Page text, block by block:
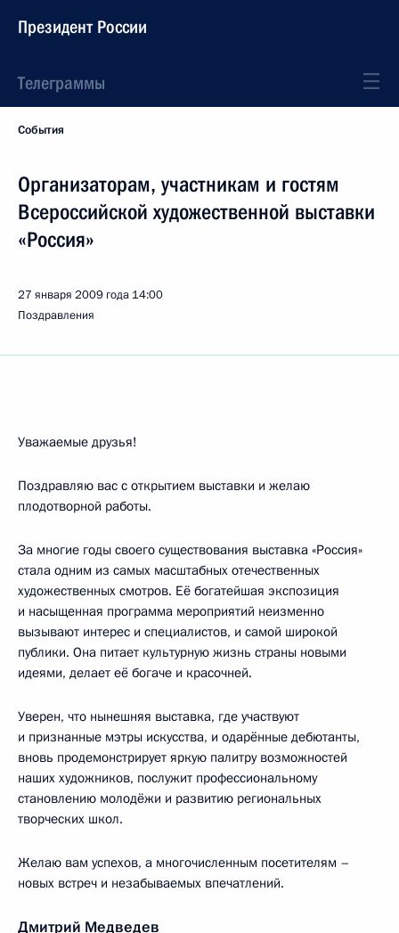
Президент России
Телеграммы
События
Организаторам, участникам и гостям
Всероссийской художественной выставки
«Россия»
27 января 2009 года 14:00
Поздравления
Уважаемые друзья!
Поздравляю вас с открытием выставки и желаю
плодотворной работы.
За многие годы своего существования выставка «Россия»
стала одним из самых масштабных отечественных
художественных смотров. Её богатейшая экспозиция
и насыщенная программа мероприятий неизменно
вызывают интерес и специалистов, и самой широкой
публики. Она питает культурную жизнь страны новыми
идеями, делает её богаче и красочней.
Уверен, что нынешняя выставка, где участвуют
и признанные мэтры искусства, и одарённые дебютанты,
вновь продемонстрирует яркую палитру возможностей
наших художников, послужит профессиональному
становлению молодёжи и развитию региональных
творческих школ.
Желаю вам успехов, а многочисленным посетителям –
новых встреч и незабываемых впечатлений.
Дмитрий Медведев